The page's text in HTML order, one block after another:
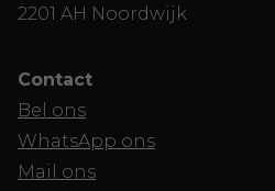
2201 AH Noordwijk
Contact
Bel ons
WhatsApp ons
Mail ons